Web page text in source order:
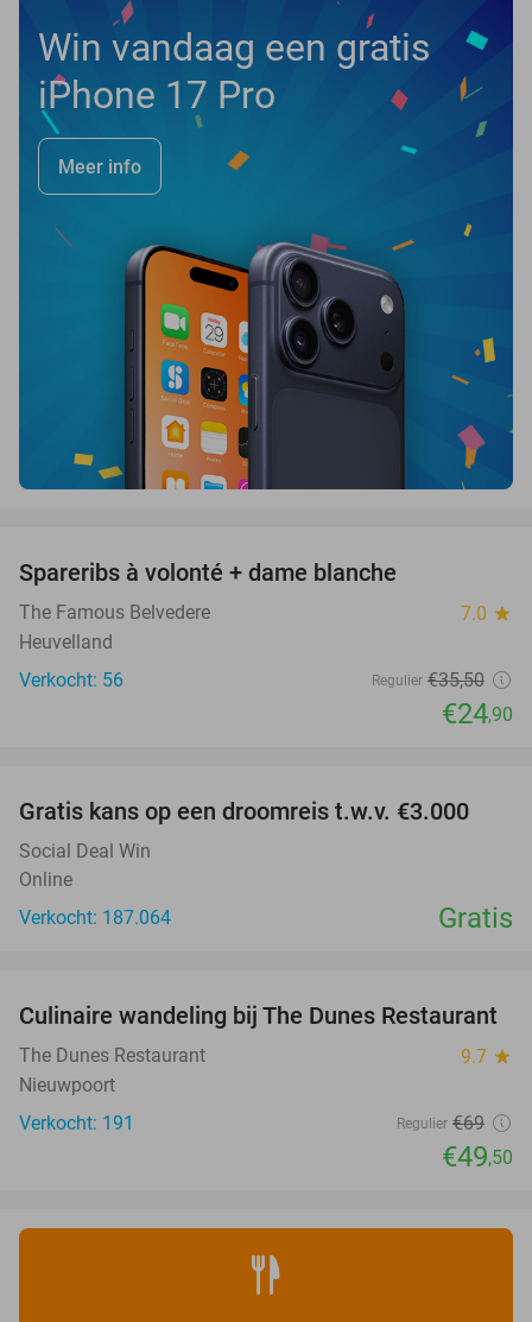
Win vandaag een gratis
iPhone 17 Pro
Meer info
Spareribs à volonté + dame blanche
The Famous Belvedere 7.0 star
Heuvelland
Verkocht: 56
Regulier €35,50
€24,90
Gratis kans op een droomreis t.w.v. €3.000
Social Deal Win
Online
Verkocht: 187.064
Gratis
28%
Culinaire wandeling bij The Dunes Restaurant
The Dunes Restaurant 9.7 star
Nieuwpoort
Verkocht: 191
Regulier €69
€49,50